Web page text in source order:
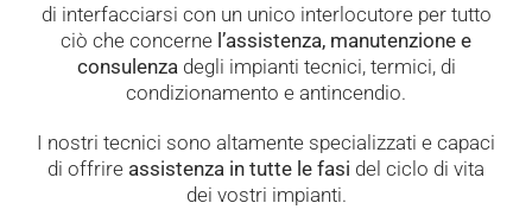
di interfacciarsi con un unico interlocutore per tutto
ciò che concerne l’assistenza, manutenzione e
consulenza degli impianti tecnici, termici, di
condizionamento e antincendio.
I nostri tecnici sono altamente specializzati e capaci
di offrire assistenza in tutte le fasi del ciclo di vita
dei vostri impianti.